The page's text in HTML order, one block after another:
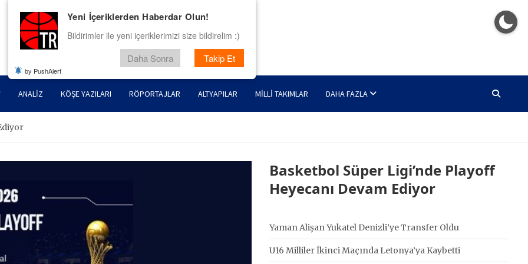
ANALIZ KÖŞE YAZILARI RÖPORTAJLAR ALTYAPILAR MILLI TAKIMLAR DAHA FAZLA
Basketbol Süper Ligi’nde Playoff
Heyecanı Devam Ediyor
Yaman Alişan Yukatel Denizli’ye Transfer Oldu
U16 Milliler İkinci Maçında Letonya’ya Kaybetti
Yeni İçeriklerden Haberdar Olun!
Bildirimler ile yeni içeriklerimizi size bildirelim :)
Daha Sonra Takip Et
by PushAlert